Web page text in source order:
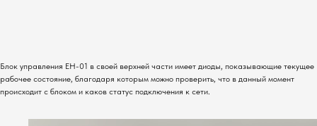
Блок управления EH-01 в своей верхней части имеет диоды, показывающие текущее
рабочее состояние, благодаря которым можно проверить, что в данный момент
происходит с блоком и каков статус подключения к сети.